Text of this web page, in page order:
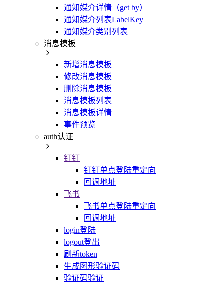
通知媒介详情（get by）
通知媒介列表LabelKey
通知媒介类别列表
消息模板
新增消息模板
修改消息模板
删除消息模板
消息模板列表
消息模板详情
事件预览
auth认证
钉钉
钉钉单点登陆重定向
回调地址
飞书
飞书单点登陆重定向
回调地址
login登陆
logout登出
刷新token
生成图形验证码
验证码验证